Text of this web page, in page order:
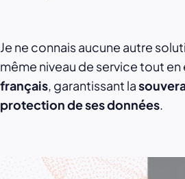
Je ne connais aucune autre
même niveau de service tout
français, garantissant la
protection de ses données.